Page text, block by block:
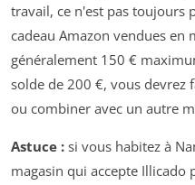
travail, ce n'est pas toujours
cadeau Amazon vendues en
généralement 150 €
solde de 200 €, vous devrez
ou combiner avec un autre
Astuce : si vous habitez à
magasin qui accepte Illicado